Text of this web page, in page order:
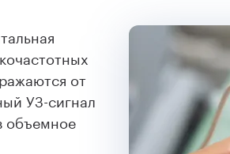
от
УЗ-сигнал
объемное